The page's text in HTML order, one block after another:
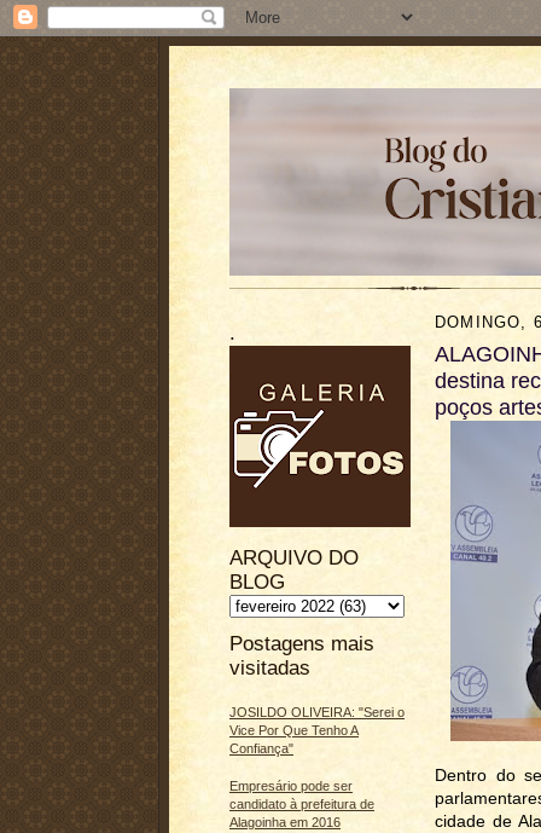
.
ARQUIVO DO
BLOG
Postagens mais
visitadas
JOSILDO OLIVEIRA: "Serei o
Vice Por Que Tenho A
Confiança"
Empresário pode ser
candidato à prefeitura de
Alagoinha em 2016
DOMINGO,
destina
poços
Dentro do
cidade de